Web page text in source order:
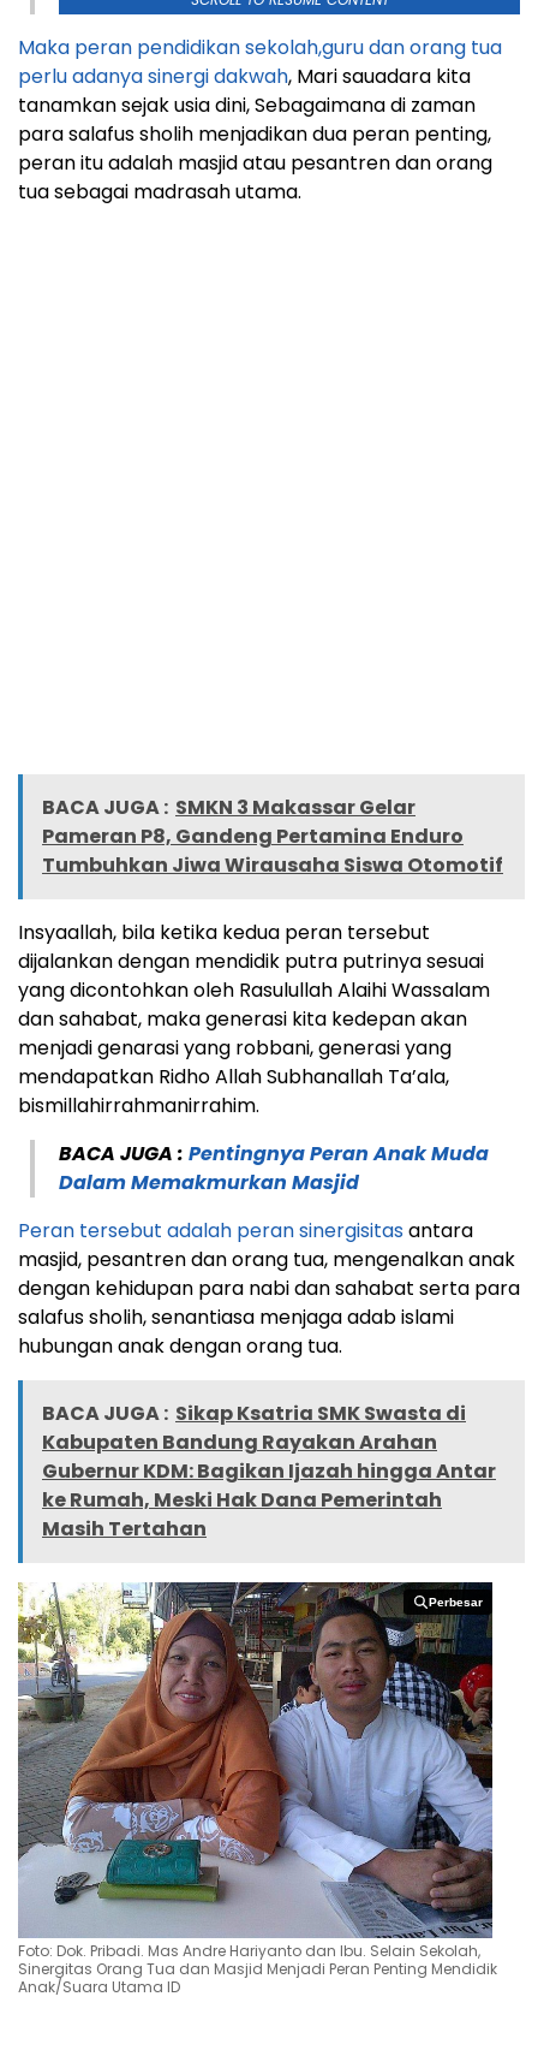
Maka peran pendidikan sekolah,guru dan orang tua
perlu adanya sinergi dakwah, Mari sauadara kita
tanamkan sejak usia dini, Sebagaimana di zaman
para salafus sholih menjadikan dua peran penting,
peran itu adalah masjid atau pesantren dan orang
tua sebagai madrasah utama.
BACA JUGA : SMKN 3 Makassar Gelar
Pameran P8, Gandeng Pertamina Enduro
Tumbuhkan Jiwa Wirausaha Siswa Otomotif
Insyaallah, bila ketika kedua peran tersebut
dijalankan dengan mendidik putra putrinya sesuai
yang dicontohkan oleh Rasulullah Alaihi Wassalam
dan sahabat, maka generasi kita kedepan akan
menjadi genarasi yang robbani, generasi yang
mendapatkan Ridho Allah Subhanallah Ta’ala,
bismillahirrahmanirrahim.
BACA JUGA : Pentingnya Peran Anak Muda
Dalam Memakmurkan Masjid
Peran tersebut adalah peran sinergisitasantara
masjid, pesantren dan orang tua, mengenalkan anak
dengan kehidupan para nabi dan sahabat serta para
salafus sholih, senantiasa menjaga adab islami
hubungan anak dengan orang tua.
BACA JUGA : Sikap Ksatria SMK Swasta di
Kabupaten Bandung Rayakan Arahan
Gubernur KDM: Bagikan Ijazah hingga Antar
ke Rumah, Meski Hak Dana Pemerintah
Masih Tertahan
Perbesar
Perbesar
Foto: Dok. Pribadi. Mas Andre Hariyanto dan Ibu. Selain Sekolah,
Sinergitas Orang Tua dan Masjid Menjadi Peran Penting Mendidik
Anak/Suara Utama ID